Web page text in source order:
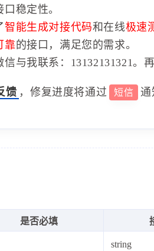
稳定性。
智能生成对接代码和在线极速
靠的接口，满足您的需求。
与我联系：13132131321。
馈 ，修复进度将通过 短信 通
是否必填
string